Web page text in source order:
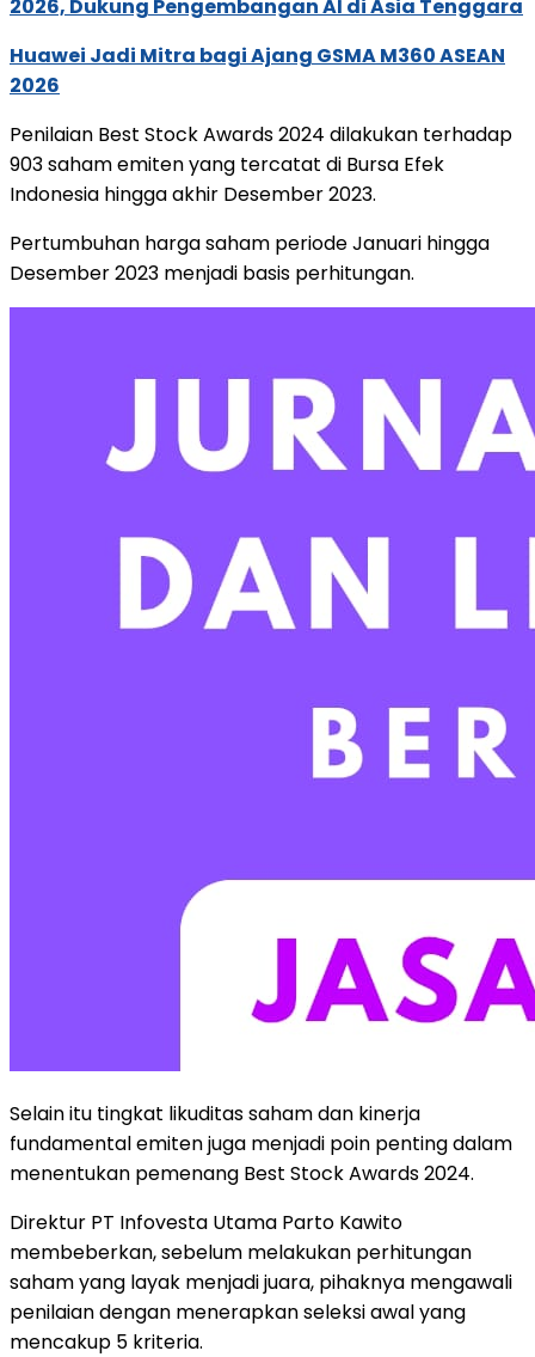
2026, Dukung Pengembangan AI di Asia Tenggara
Huawei Jadi Mitra bagi Ajang GSMA M360 ASEAN
2026
Penilaian Best Stock Awards 2024 dilakukan terhadap
903 saham emiten yang tercatat di Bursa Efek
Indonesia hingga akhir Desember 2023.
Pertumbuhan harga saham periode Januari hingga
Desember 2023 menjadi basis perhitungan.
Selain itu tingkat likuditas saham dan kinerja
fundamental emiten juga menjadi poin penting dalam
menentukan pemenang Best Stock Awards 2024.
Direktur PT Infovesta Utama Parto Kawito
membeberkan, sebelum melakukan perhitungan
saham yang layak menjadi juara, pihaknya mengawali
penilaian dengan menerapkan seleksi awal yang
mencakup 5 kriteria.